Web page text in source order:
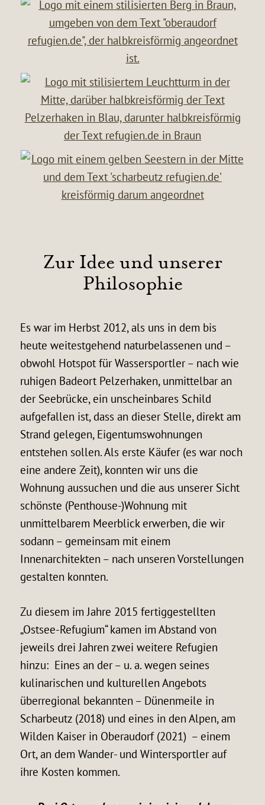
Zur Idee und unserer
Philosophie
Es war im Herbst 2012, als uns in dem bis
heute weitestgehend naturbelassenen und –
obwohl Hotspot für Wassersportler – nach wie
ruhigen Badeort Pelzerhaken, unmittelbar an
der Seebrücke, ein unscheinbares Schild
aufgefallen ist, dass an dieser Stelle, direkt am
Strand gelegen, Eigentumswohnungen
entstehen sollen. Als erste Käufer (es war noch
eine andere Zeit), konnten wir uns die
Wohnung aussuchen und die aus unserer Sicht
schönste (Penthouse-)Wohnung mit
unmittelbarem Meerblick erwerben, die wir
sodann – gemeinsam mit einem
Innenarchitekten – nach unseren Vorstellungen
gestalten konnten.
Zu diesem im Jahre 2015 fertiggestellten
„Ostsee-Refugium“ kamen im Abstand von
jeweils drei Jahren zwei weitere Refugien
hinzu: Eines an der – u. a. wegen seines
kulinarischen und kulturellen Angebots
überregional bekannten – Dünenmeile in
Scharbeutz (2018) und eines in den Alpen, am
Wilden Kaiser in Oberaudorf (2021) – einem
Ort, an dem Wander- und Wintersportler auf
ihre Kosten kommen.